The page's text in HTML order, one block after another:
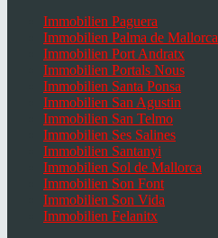
Immobilien Paguera
Immobilien Palma de Mallorca
Immobilien Port Andratx
Immobilien Portals Nous
Immobilien Santa Ponsa
Immobilien San Agustin
Immobilien San Telmo
Immobilien Ses Salines
Immobilien Santanyi
Immobilien Sol de Mallorca
Immobilien Son Font
Immobilien Son Vida
Immobilien Felanitx